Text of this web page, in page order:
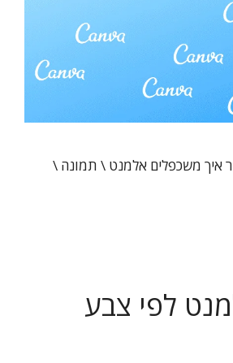
איך משכפלים אלמנט \ תמונה \
לפי צבע